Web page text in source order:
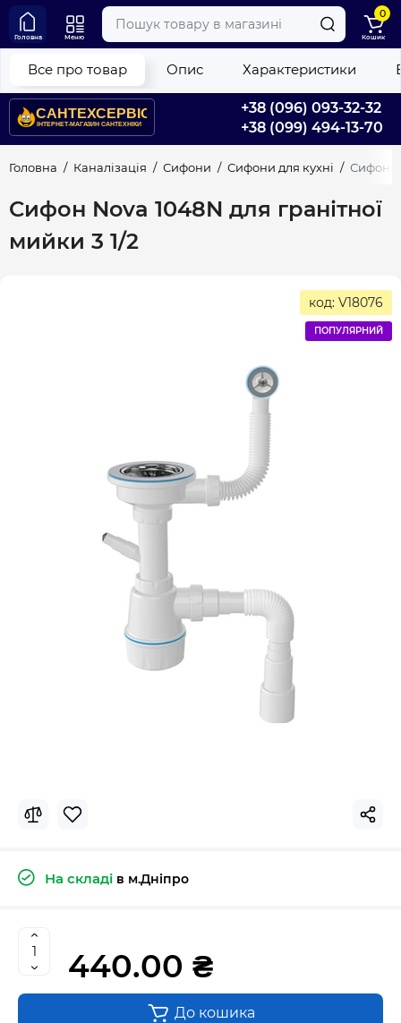
+38 (096) 093-32-32
+38 (099) 494-13-70
Головна Меню
0
Кошик
Головна Каналізація Сифони Сифони для кухні Сифон
Сифон Nova 1048N для гранітної
мийки 3 1/2
Все про товар Опис Характеристики
код: V18076
ПОПУЛЯРНИЙ
На складі в м.Дніпро
440.00 ₴
До кошика